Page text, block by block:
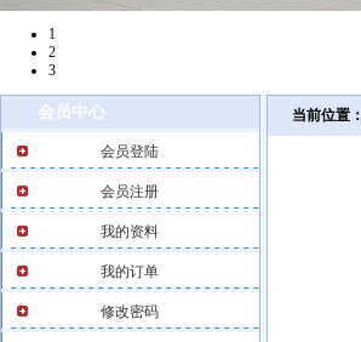
1
2
3
会员中心
会员登陆
会员注册
我的资料
我的订单
修改密码
当前位置：